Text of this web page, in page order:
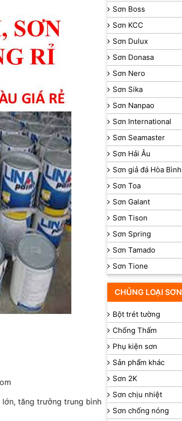
tăng trưởng trung bình
Sơn Boss
Sơn KCC
Sơn Dulux
Sơn Donasa
Sơn Nero
Sơn Sika
Sơn Nanpao
Sơn International
Sơn Seamaster
Sơn Hải Âu
Sơn giả đá Hòa Bình
Sơn Toa
Sơn Galant
Sơn Tison
Sơn Spring
Sơn Tamado
Sơn Tione
CHỦNG LOẠI SƠN
Bột trét tường
Chống Thấm
Phụ kiện sơn
Sản phẩm khác
Sơn 2K
Sơn chịu nhiệt
Sơn chống nóng